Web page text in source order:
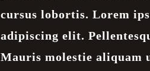
cursus lobortis. Lorem
adipiscing elit.
Mauris molestie aliquam